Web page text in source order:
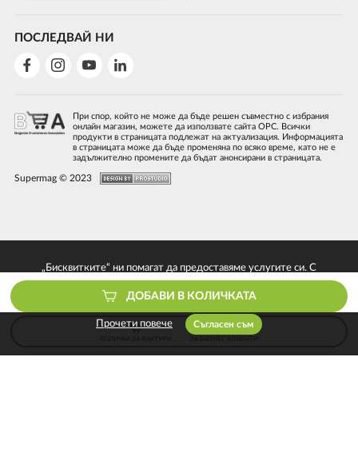
ДОБАВИ В КОЛИЧКАТА
ПОСЛЕДВАЙ НИ
При спор, който не може да бъде решен съвместно с избрания
онлайн магазин, можете да използвате сайта ОРС. Всички
продукти в страницата подлежат на актуализация. Информацията
в страницата може да бъде променяна по всяко време, като не е
задължително промените да бъдат анонсирани в страницата.
Supermag © 2023
„Бисквитките“ ни помагат да предоставяме услугите си. С
използването на услугите ни приемате, че можем да използваме
„бисквитки“.
Прочети повече Съгласен съм